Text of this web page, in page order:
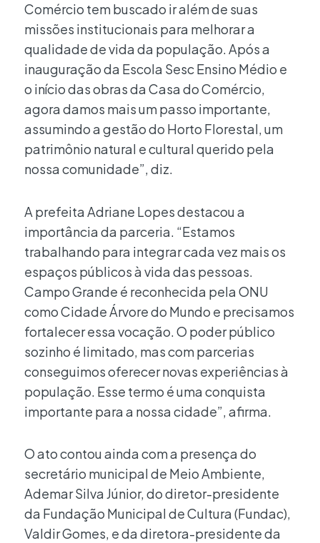
Comércio tem buscado ir além de suas
missões institucionais para melhorar a
qualidade de vida da população. Após a
inauguração da Escola Sesc Ensino Médio e
o início das obras da Casa do Comércio,
agora damos mais um passo importante,
assumindo a gestão do Horto Florestal, um
patrimônio natural e cultural querido pela
nossa comunidade”, diz.
A prefeita Adriane Lopes destacou a
importância da parceria. “Estamos
trabalhando para integrar cada vez mais os
espaços públicos à vida das pessoas.
Campo Grande é reconhecida pela ONU
como Cidade Árvore do Mundo e precisamos
fortalecer essa vocação. O poder público
sozinho é limitado, mas com parcerias
conseguimos oferecer novas experiências à
população. Esse termo é uma conquista
importante para a nossa cidade”, afirma.
O ato contou ainda com a presença do
secretário municipal de Meio Ambiente,
Ademar Silva Júnior, do diretor-presidente
da Fundação Municipal de Cultura (Fundac),
Valdir Gomes, e da diretora-presidente da